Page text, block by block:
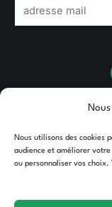
Nous utilisons des cookies
audience et améliorer
ou personnaliser vos
m